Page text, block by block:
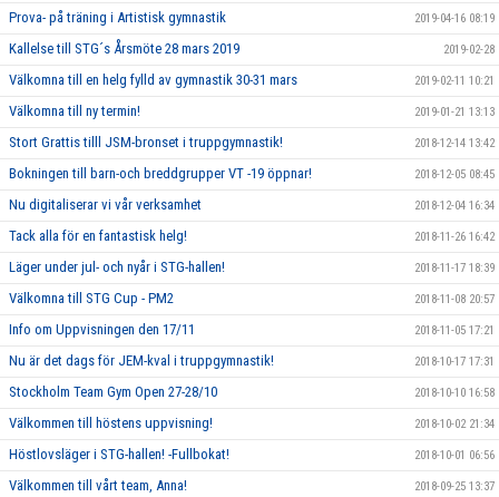
Prova- på träning i Artistisk gymnastik 2019-04-16 08:19
Kallelse till STG´s Årsmöte 28 mars 2019 2019-02-28
Välkomna till en helg fylld av gymnastik 30-31 mars 2019-02-11 10:21
Välkomna till ny termin! 2019-01-21 13:13
Stort Grattis tilll JSM-bronset i truppgymnastik! 2018-12-14 13:42
Bokningen till barn-och breddgrupper VT -19 öppnar! 2018-12-05 08:45
Nu digitaliserar vi vår verksamhet 2018-12-04 16:34
Tack alla för en fantastisk helg! 2018-11-26 16:42
Läger under jul- och nyår i STG-hallen! 2018-11-17 18:39
Välkomna till STG Cup - PM2 2018-11-08 20:57
Info om Uppvisningen den 17/11 2018-11-05 17:21
Nu är det dags för JEM-kval i truppgymnastik! 2018-10-17 17:31
Stockholm Team Gym Open 27-28/10 2018-10-10 16:58
Välkommen till höstens uppvisning! 2018-10-02 21:34
Höstlovsläger i STG-hallen! -Fullbokat! 2018-10-01 06:56
Välkommen till vårt team, Anna! 2018-09-25 13:37